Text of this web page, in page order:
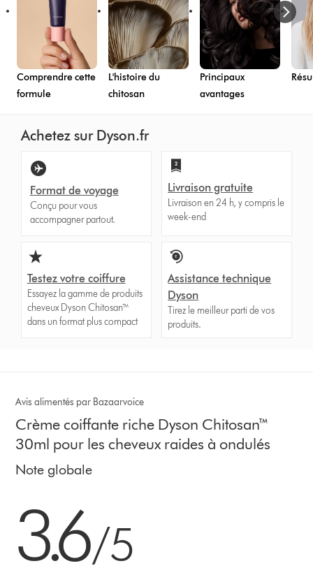
Comprendre cette
formule
L'histoire du
chitosan
Principaux
avantages
Achetez sur Dyson.fr
Format de voyage
Conçu pour vous
accompagner partout.
Livraison gratuite
Livraison en 24 h, y compris le
week-end
Testez votre coiffure
Essayez la gamme de produits
cheveux Dyson Chitosan™
dans un format plus compact
Assistance technique
Dyson
Tirez le meilleur parti de vos
produits.
Avis alimentés par Bazaarvoice
Crème coiffante riche Dyson Chitosan™
30ml pour les cheveux raides à ondulés
Note globale
3.6/5